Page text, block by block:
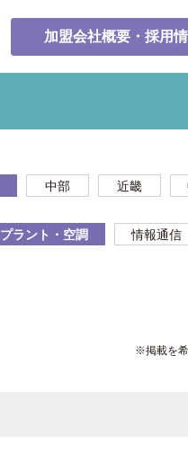
加盟会社概要・採用
中部 近畿
プラント・空調 情報通信
※掲載を